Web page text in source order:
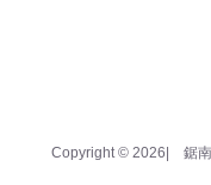
Copyright © 2026| 鋸